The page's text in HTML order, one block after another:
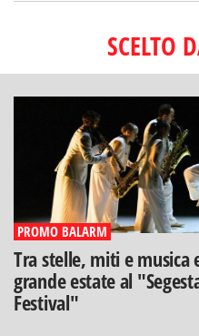
SCELTO
PROMO BALARM
Tra stelle, miti e musica
grande estate al
Festival"